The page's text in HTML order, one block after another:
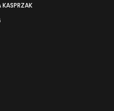
KASPRZAK